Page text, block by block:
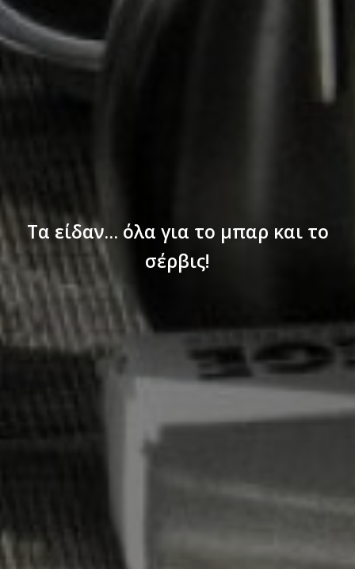
Τα είδαν… όλα για το μπαρ και το
σέρβις!